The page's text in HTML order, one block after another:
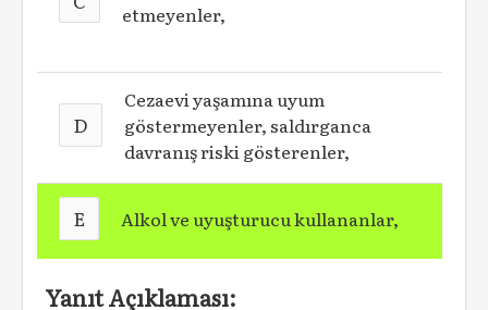
etmeyenler,
D
Cezaevi­ yaşamına uyum
göstermeyenler, saldırganca
davranış riski gösterenler,
E Alkol ve uyuşturucu kullananlar,
Yanıt Açıklaması: